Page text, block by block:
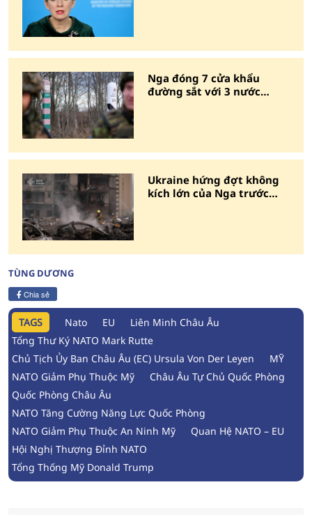
Nga đóng 7 cửa khẩu
đường sắt với 3 nước
Ukraine hứng đợt không
kích lớn của Nga trước
TÙNG DƯƠNG
Chia sẻ
TAGS Nato EU
Liên Minh Châu Âu
Tổng Thư Ký NATO Mark Rutte
Chủ Tịch Ủy Ban Châu Âu (EC) Ursula Von Der Leyen
MỸ
NATO Giảm Phụ Thuộc Mỹ
Châu Âu Tự Chủ Quốc Phòng
Quốc Phòng Châu Âu
NATO Tăng Cường Năng Lực Quốc Phòng
NATO Giảm Phụ Thuộc An Ninh Mỹ
Quan Hệ NATO – EU
Hội Nghị Thượng Đỉnh NATO
Tổng Thống Mỹ Donald Trump